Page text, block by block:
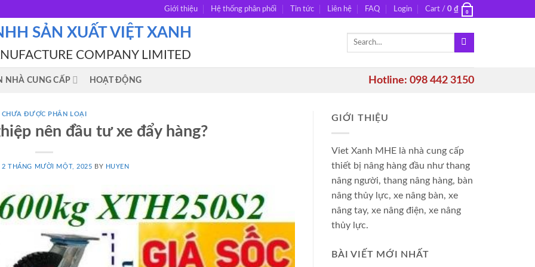
Giới thiệu Hệ thống phân phối Tin tức Liên hệ FAQ Login Cart / 0 ₫ 0
SẢN XUẤT VIỆT XANH
COMPANY LIMITED
Search
NHÀ CUNG CẤP HOẠT ĐỘNG Hotline: 098 442 3150
CHƯA ĐƯỢC PHÂN LOẠI
nên đầu tư xe đẩy hàng?
2 THÁNG MƯỜI MỘT, 2025 BY HUYEN
GIỚI THIỆU
Viet Xanh MHE là nhà cung cấp
thiết bị nâng hàng đầu như thang
nâng người, thang nâng hàng, bàn
nâng thủy lực, xe nâng bàn, xe
nâng tay, xe nâng điện, xe nâng
thủy lực.
BÀI VIẾT MỚI NHẤT